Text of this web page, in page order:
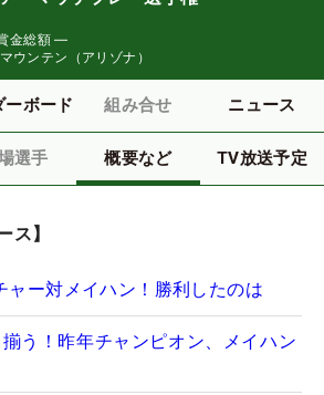
金総額 ―
ウンテン（アリゾナ）
ーボード 組み合せ ニュース
選手 概要など TV放送予定
ス】
ャー対メイハン！勝利したのは
う！昨年チャンピオン、メイハン